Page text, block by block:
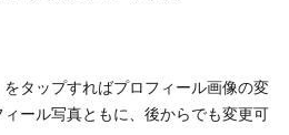
をタップすればプロフィール画像の変
ール写真ともに、後からでも変更可